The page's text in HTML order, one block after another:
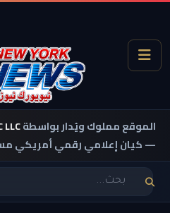
الموقع مملوك ويُدار بواسطةLLC
— كيان إعلامي رقمي أمريكي